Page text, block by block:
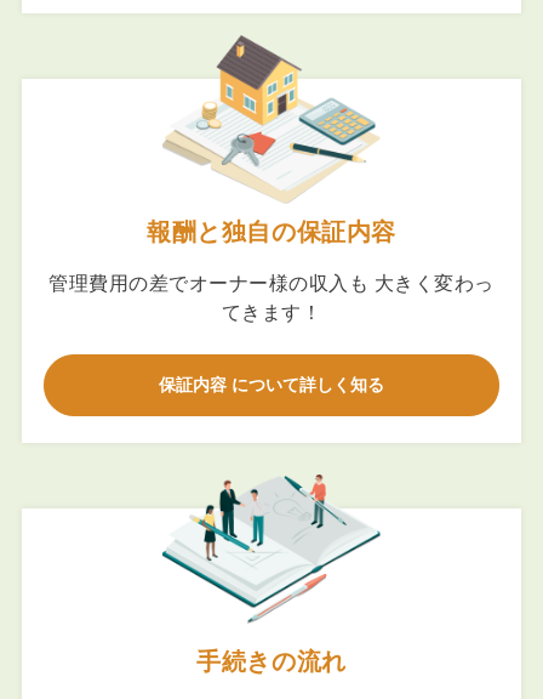
報酬と独自の保証内容
管理費用の差でオーナー様の収入も 大きく変わっ
てきます！
保証内容 について詳しく知る
手続きの流れ